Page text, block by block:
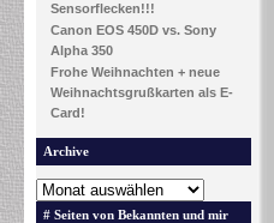
Sensorflecken!!!
Canon EOS 450D vs. Sony
Alpha 350
Frohe Weihnachten + neue
Weihnachtsgrußkarten als E-
Card!
Archive
# Seiten von Bekannten und mir